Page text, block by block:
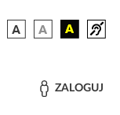
ZALOGUJ